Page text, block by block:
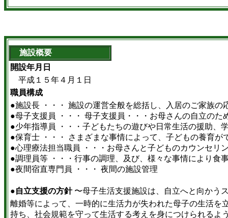
施設概要
開設年月日
平成１５年４月１日
職員構成
●施設長 ・・・ 施設の運営全般を総括し、入居のご家族の
●母子支援員 ・・・ 母子支援員・・・お母さんの自立の
●少年指導員 ・・・子どもたちの遊びや日常生活の援助、
●保育士 ・・・ さまざまな事情によって、子どもの養育
●心理療法担当職員 ・・・お母さんと子どものカウンセリ
●調理員等 ・・・行事の調理、及び、様々な事情により食
●夜間宿直専門員 ・・・ 夜間の施設管理
●自立支援の方針〜母子生活支援施設は、自立へと向かう
離婚等によって、一時的に生活力が失われた母子の生活
持ち、社会規範を守って生活する考えを身につけられるよ